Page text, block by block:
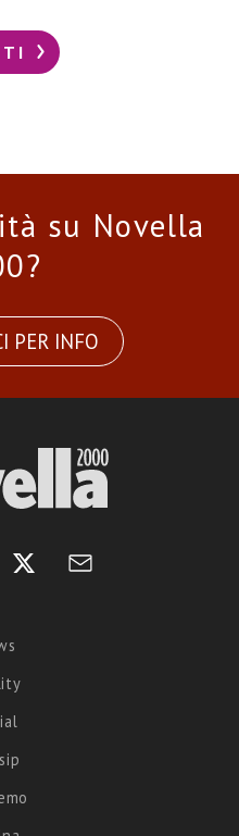
su Novella
PER INFO